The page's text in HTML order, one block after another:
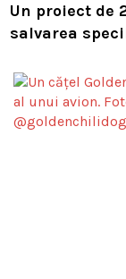
Un proiect de
salvarea